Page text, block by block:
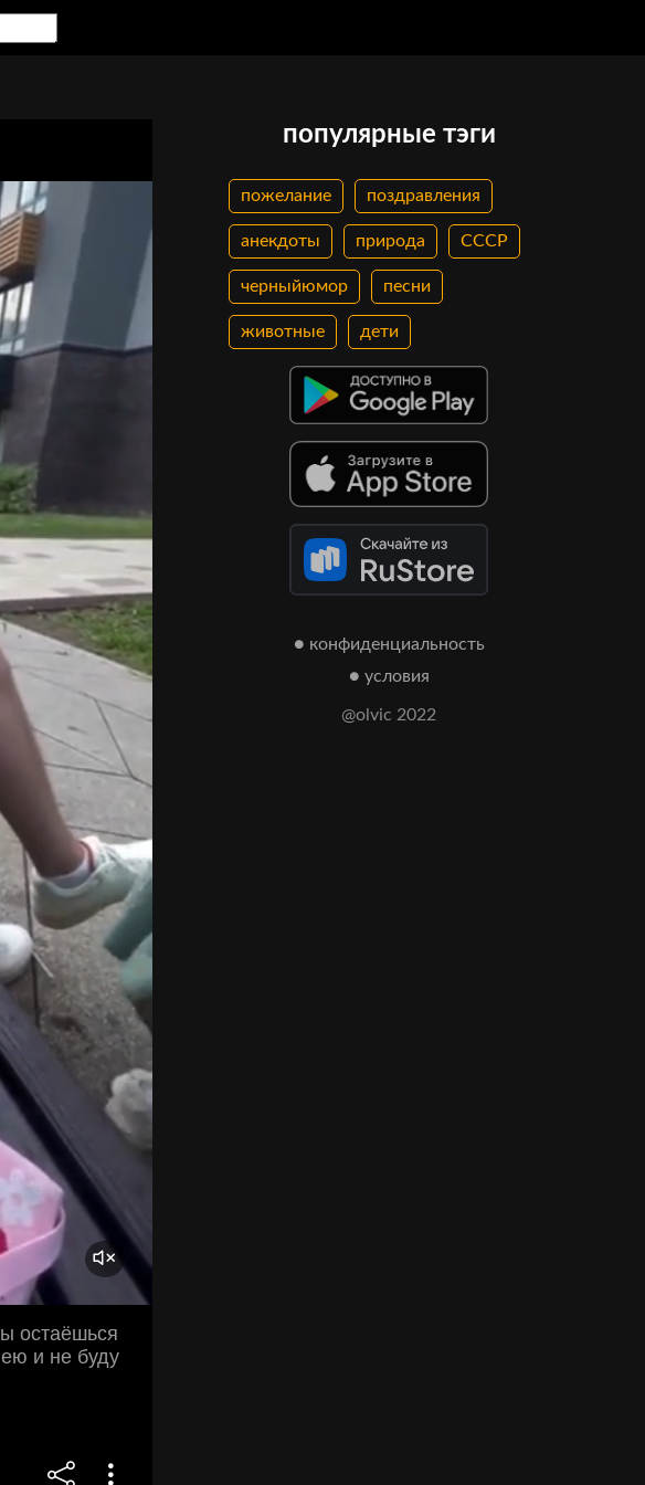
остаёшься
и не буду
популярные тэги
пожелание поздравления
анекдоты природа СССР
черныйюмор песни
животные дети
● конфиденциальность
● условия
@olvic 2022